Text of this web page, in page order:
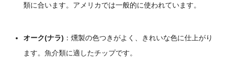
類に合います。アメリカでは一般的に使われています。
オーク(ナラ) ： 燻製の色つきがよく、きれいな色に仕上がり
ます。魚介類に適したチップです。